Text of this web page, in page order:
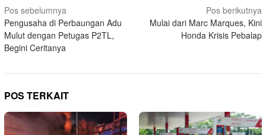
Navigasi
pos
Pos sebelumnya
Pengusaha di Perbaungan Adu
Mulut dengan Petugas P2TL,
Begini Ceritanya
Pos berikutnya
Mulai dari Marc Marques, Kini
Honda Krisis Pebalap
POS TERKAIT